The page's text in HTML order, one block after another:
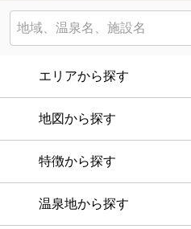
エリアから探す
地図から探す
特徴から探す
温泉地から探す